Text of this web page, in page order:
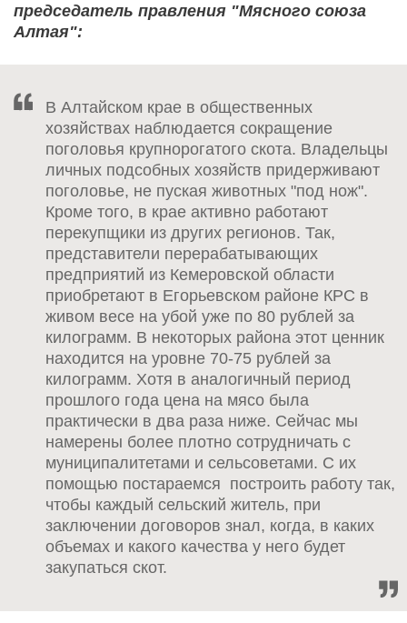
председатель правления "Мясного союза
Алтая":
В Алтайском крае в общественных
хозяйствах наблюдается сокращение
поголовья крупнорогатого скота. Владельцы
личных подсобных хозяйств придерживают
поголовье, не пуская животных "под нож".
Кроме того, в крае активно работают
перекупщики из других регионов. Так,
представители перерабатывающих
предприятий из Кемеровской области
приобретают в Егорьевском районе КРС в
живом весе на убой уже по 80 рублей за
килограмм. В некоторых района этот ценник
находится на уровне 70-75 рублей за
килограмм. Хотя в аналогичный период
прошлого года цена на мясо была
практически в два раза ниже. Сейчас мы
намерены более плотно сотрудничать с
муниципалитетами и сельсоветами. С их
помощью постараемся построить работу так,
чтобы каждый сельский житель, при
заключении договоров знал, когда, в каких
объемах и какого качества у него будет
закупаться скот.